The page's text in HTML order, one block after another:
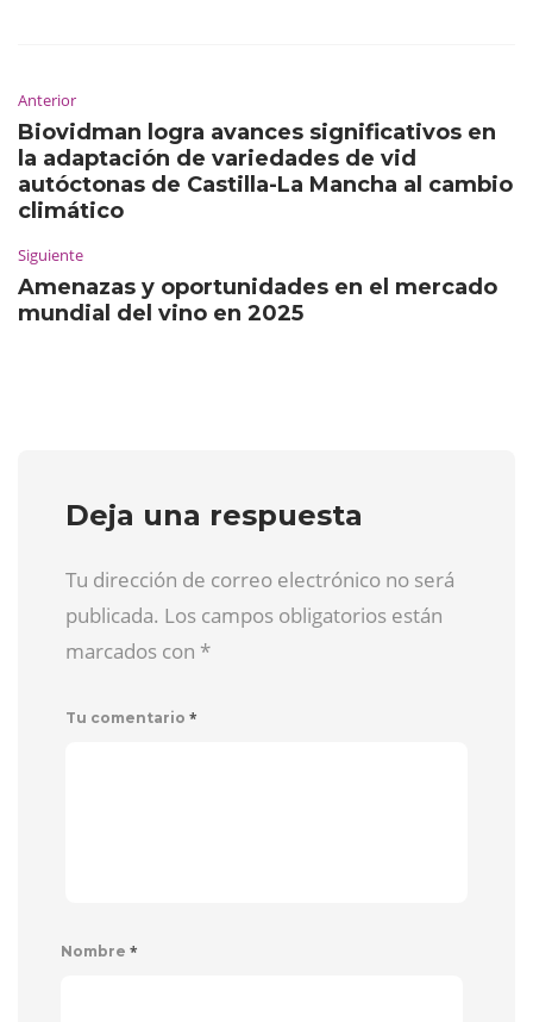
Anterior
Biovidman logra avances significativos en
la adaptación de variedades de vid
autóctonas de Castilla-La Mancha al cambio
climático
Siguiente
Amenazas y oportunidades en el mercado
mundial del vino en 2025
Deja una respuesta
Tu dirección de correo electrónico no será
publicada. Los campos obligatorios están
marcados con *
Tu comentario *
Nombre *